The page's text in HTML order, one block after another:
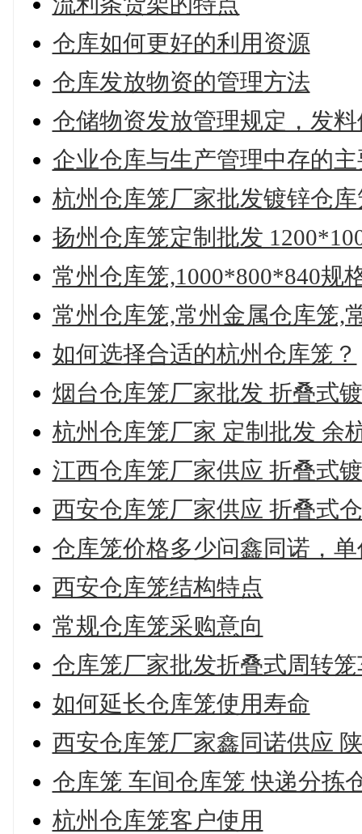
仓库如何更好的利用资源
仓库发放物资的管理方法
仓储物资发放管理规定，发
企业仓库与生产管理中存的
杭州仓库笼厂家批发镀锌仓库
扬州仓库笼定制批发
常州仓库笼,1000*800*840规
常州仓库笼,常州金属仓库笼,
如何选择合适的杭州仓库笼？
烟台仓库笼厂家批发 折叠式
杭州仓库笼厂家 定制批发 余
江西仓库笼厂家供应 折叠式
西安仓库笼厂家供应 折叠式
仓库笼价格多少问鑫同诺，
西安仓库笼结构特点
常规仓库笼采购意向
仓库笼厂家批发折叠式周转
如何延长仓库笼使用寿命
西安仓库笼厂家鑫同诺供应
仓库笼 车间仓库笼 快递分拣
杭州仓库笼客户使用